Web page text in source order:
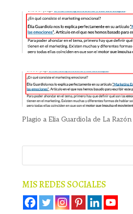
Plagio a Elia Guardiola de La Razón
MIS REDES SOCIALES